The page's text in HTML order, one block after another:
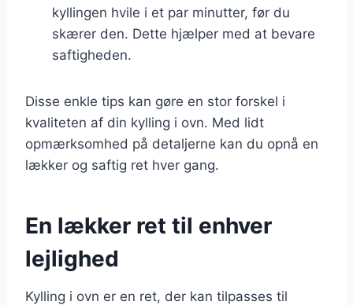
kyllingen hvile i et par minutter, før du
skærer den. Dette hjælper med at bevare
saftigheden.
Disse enkle tips kan gøre en stor forskel i
kvaliteten af din kylling i ovn. Med lidt
opmærksomhed på detaljerne kan du opnå en
lækker og saftig ret hver gang.
En lækker ret til enhver
lejlighed
Kylling i ovn er en ret, der kan tilpasses til